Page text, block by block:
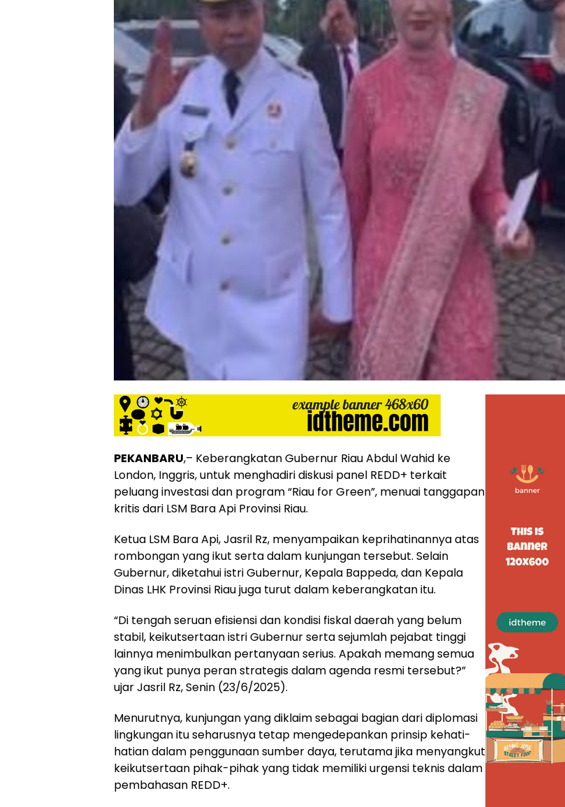
PEKANBARU,– Keberangkatan Gubernur Riau Abdul Wahid ke
London, Inggris, untuk menghadiri diskusi panel REDD+ terkait
peluang investasi dan program “Riau for Green”, menuai tanggapan
kritis dari LSM Bara Api Provinsi Riau.
Ketua LSM Bara Api, Jasril Rz, menyampaikan keprihatinannya atas
rombongan yang ikut serta dalam kunjungan tersebut. Selain
Gubernur, diketahui istri Gubernur, Kepala Bappeda, dan Kepala
Dinas LHK Provinsi Riau juga turut dalam keberangkatan itu.
“Di tengah seruan efisiensi dan kondisi fiskal daerah yang belum
stabil, keikutsertaan istri Gubernur serta sejumlah pejabat tinggi
lainnya menimbulkan pertanyaan serius. Apakah memang semua
yang ikut punya peran strategis dalam agenda resmi tersebut?”
ujar Jasril Rz, Senin (23/6/2025).
Menurutnya, kunjungan yang diklaim sebagai bagian dari diplomasi
lingkungan itu seharusnya tetap mengedepankan prinsip kehati-
hatian dalam penggunaan sumber daya, terutama jika menyangkut
keikutsertaan pihak-pihak yang tidak memiliki urgensi teknis dalam
pembahasan REDD+.